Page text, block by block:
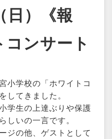
）《報
ンサート
小学校の「ホワイトコ
してきました。
学生の上達ぶりや保護
しいの一言です。
ジの他、ゲストとして